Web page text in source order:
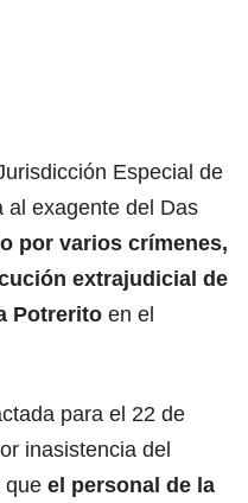
Especial de
al exagente del Das
por varios crímenes,
extrajudicial de
Potrerito en el
para el 22 de
inasistencia del
que el personal de la